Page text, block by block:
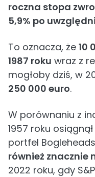
roczna stopa
5,9% po
To oznacza, że 10
1987 roku wraz z
mogłoby dziś, w
250 000 euro.
W porównaniu z
1957 roku
portfel
również znacznie
2022 roku, gdy